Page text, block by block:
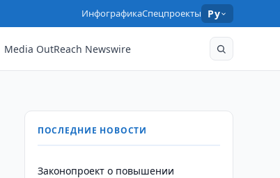
ИнфографикаСпецпроекты Ру
Media OutReach Newswire
ПОСЛЕДНИЕ НОВОСТИ
Законопроект о повышении